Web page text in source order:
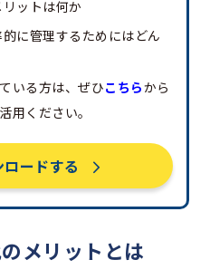
ットは何か
に管理するためにはどん
いる方は、ぜひこちらから
用ください。
ードする
メリットとは